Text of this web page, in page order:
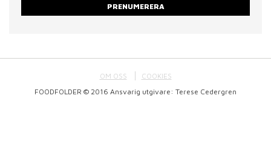
PRENUMERERA
OM OSS
COOKIES
FOODFOLDER © 2016 Ansvarig utgivare: Terese Cedergren